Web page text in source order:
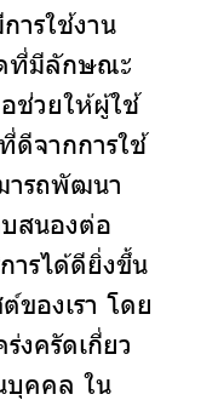
ารใช้งาน
ที่มีลักษณะ
ช่วยให้ผู้ใช้
ดีจากการใช้
ารถพัฒนา
สนองต่อ
ารได้ดียิ่งขึ้น
ของเรา โดย
งครัดเกี่ยว
บุคคล ใน